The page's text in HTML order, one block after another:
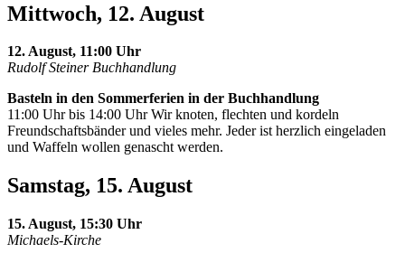
Mittwoch, 12. August
12. August, 11:00 Uhr
Rudolf Steiner Buchhandlung
Basteln in den Sommerferien in der Buchhandlung
11:00 Uhr bis 14:00 Uhr Wir knoten, flechten und kordeln
Freundschaftsbänder und vieles mehr. Jeder ist herzlich eingeladen
und Waffeln wollen genascht werden.
Samstag, 15. August
15. August, 15:30 Uhr
Michaels-Kirche